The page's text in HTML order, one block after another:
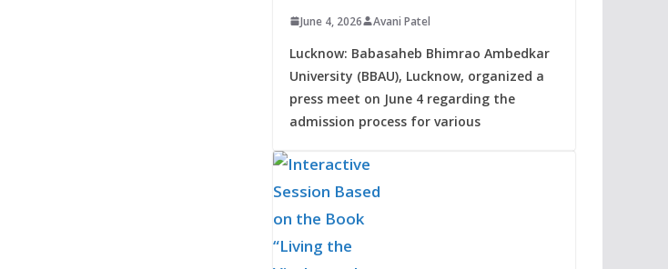
June 4, 2026 Avani Patel
Lucknow: Babasaheb Bhimrao Ambedkar
University (BBAU), Lucknow, organized a
press meet on June 4 regarding the
admission process for various